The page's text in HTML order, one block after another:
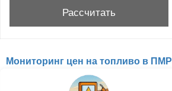
Мониторинг цен на топливо в ПМР